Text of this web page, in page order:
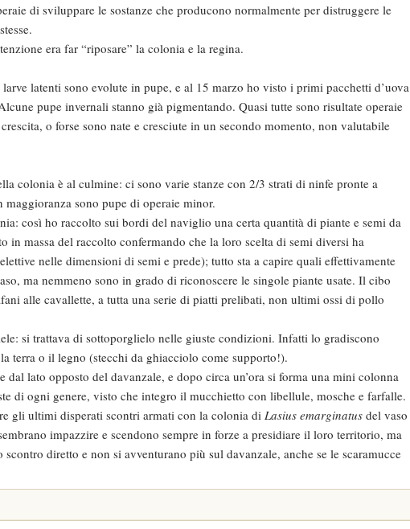
di sviluppare le sostanze che producono normalmente per distruggere le
era far “riposare” la colonia e la regina.
latenti sono evolute in pupe, e al 15 marzo ho visto i primi pacchetti d’uova
pupe invernali stanno già pigmentando. Quasi tutte sono risultate operaie
o forse sono nate e cresciute in un secondo momento, non valutabile
colonia è al culmine: ci sono varie stanze con 2/3 strati di ninfe pronte a
sono pupe di operaie minor.
così ho raccolto sui bordi del naviglio una certa quantità di piante e semi da
in massa del raccolto confermando che la loro scelta di semi diversi ha
nelle dimensioni di semi e prede); tutto sta a capire quali effettivamente
ma nemmeno sono in grado di riconoscere le singole piante usate. Il cibo
alle cavallette, a tutta una serie di piatti prelibati, non ultimi ossi di pollo
si trattava di sottoporglielo nelle giuste condizioni. Infatti lo gradiscono
terra o il legno (stecchi da ghiacciolo come supporto!).
dal lato opposto del davanzale, e dopo circa un’ora si forma una mini colonna
di ogni genere, visto che integro il mucchietto con libellule, mosche e farfalle.
gli ultimi disperati scontri armati con la colonia di Lasius emarginatus del vaso
impazzire e scendono sempre in forze a presidiare il loro territorio, ma
diretto e non si avventurano più sul davanzale, anche se le scaramucce